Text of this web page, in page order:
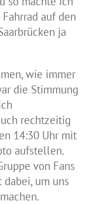
auf den
ja
wie immer
die Stimmung
rechtzeitig
14:30 Uhr mit
aufstellen.
von Fans
dabei, um uns